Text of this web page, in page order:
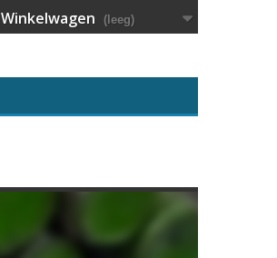
Winkelwagen (leeg)